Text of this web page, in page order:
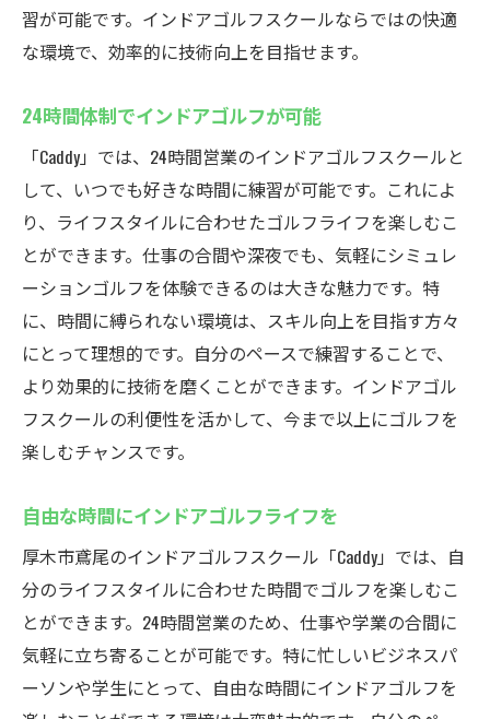
習が可能です。インドアゴルフスクールならではの快適
な環境で、効率的に技術向上を目指せます。
24時間体制でインドアゴルフが可能
「Caddy」では、24時間営業のインドアゴルフスクールと
して、いつでも好きな時間に練習が可能です。これによ
り、ライフスタイルに合わせたゴルフライフを楽しむこ
とができます。仕事の合間や深夜でも、気軽にシミュレ
ーションゴルフを体験できるのは大きな魅力です。特
に、時間に縛られない環境は、スキル向上を目指す方々
にとって理想的です。自分のペースで練習することで、
より効果的に技術を磨くことができます。インドアゴル
フスクールの利便性を活かして、今まで以上にゴルフを
楽しむチャンスです。
自由な時間にインドアゴルフライフを
厚木市鳶尾のインドアゴルフスクール「Caddy」では、自
分のライフスタイルに合わせた時間でゴルフを楽しむこ
とができます。24時間営業のため、仕事や学業の合間に
気軽に立ち寄ることが可能です。特に忙しいビジネスパ
ーソンや学生にとって、自由な時間にインドアゴルフを